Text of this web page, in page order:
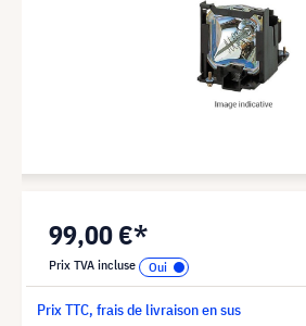
99,00 €*
Prix TVA incluse
Prix TTC, frais de livraison en sus